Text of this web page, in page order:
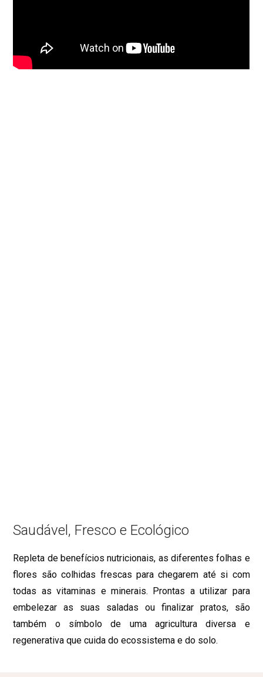
Saudável, Fresco e Ecológico
Repleta de benefícios nutricionais, as diferentes folhas e
flores são colhidas frescas para chegarem até si com
todas as vitaminas e minerais. Prontas a utilizar para
embelezar as suas saladas ou finalizar pratos, são
também o símbolo de uma agricultura diversa e
regenerativa que cuida do ecossistema e do solo.